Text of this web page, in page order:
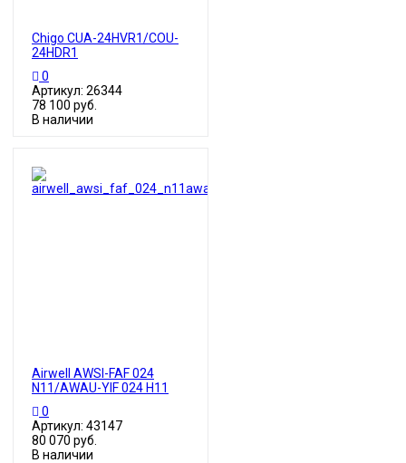
Chigo CUA-24HVR1/COU-
24HDR1
0
Артикул: 26344
78 100 руб.
В наличии
Airwell AWSI-FAF 024
N11/AWAU-YIF 024 H11
0
Артикул: 43147
80 070 руб.
В наличии